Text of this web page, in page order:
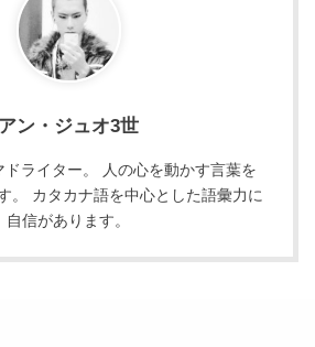
アン・ジュオ3世
ドライター。 人の心を動かす言葉を
。 カタカナ語を中心とした語彙力に
自信があります。